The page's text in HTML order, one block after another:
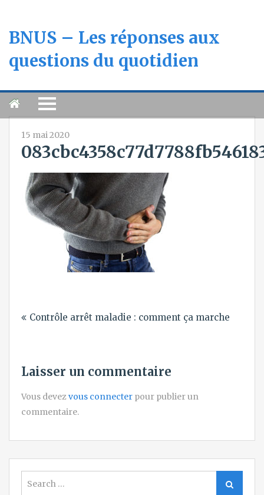
BNUS – Les réponses aux
questions du quotidien
15 mai 2020
deContrôle arrêt maladie : comment ça marche
Laisser un commentaire
Vous devezvous connecter pour publier un
commentaire.
for:
Search